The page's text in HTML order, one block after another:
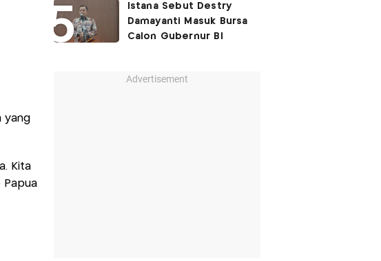
yang
Kita
Istana Sebut Destry
Damayanti Masuk Bursa
Calon Gubernur BI
Advertisement